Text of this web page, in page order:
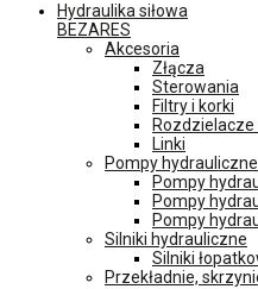
Hydraulika siłowa
BEZARES
Akcesoria
Złącza
Sterowania
Filtry i korki
Linki
Pompy hydrauliczne
Pompy
Pompy
Pompy
Silniki hydrauliczne
Silniki
Przekładnie,